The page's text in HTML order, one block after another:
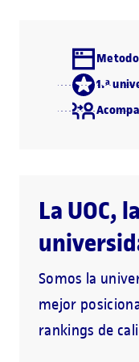
1.ª
La UOC,
Somos la
mejor
rankings de